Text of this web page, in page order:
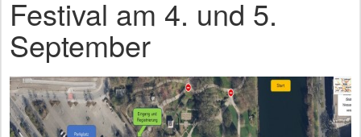
Festival am 4. und 5.
September